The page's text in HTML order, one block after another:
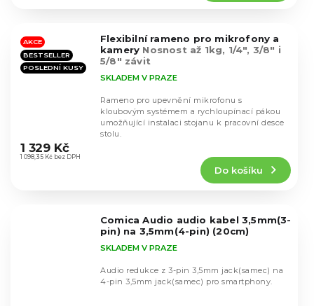
hvězdiček.
AKCE
BESTSELLER
POSLEDNÍ KUSY
Flexibilní rameno pro mikrofony a
kamery Nosnost až 1kg, 1/4", 3/8" i
5/8" závit
hodnocení
produktu
SKLADEM V PRAZE
1 098,35 Kč bez DPH
1 329 Kč
Do košíku
Rameno pro upevnění mikrofonu s
kloubovým systémem a rychloupínací pákou
umožňující instalaci stojanu k pracovní desce
stolu.
Comica Audio audio kabel 3,5mm(3-
pin) na 3,5mm(4-pin) (20cm)
SKLADEM V PRAZE
Audio redukce z 3-pin 3,5mm jack(samec) na
4-pin 3,5mm jack(samec) pro smartphony.